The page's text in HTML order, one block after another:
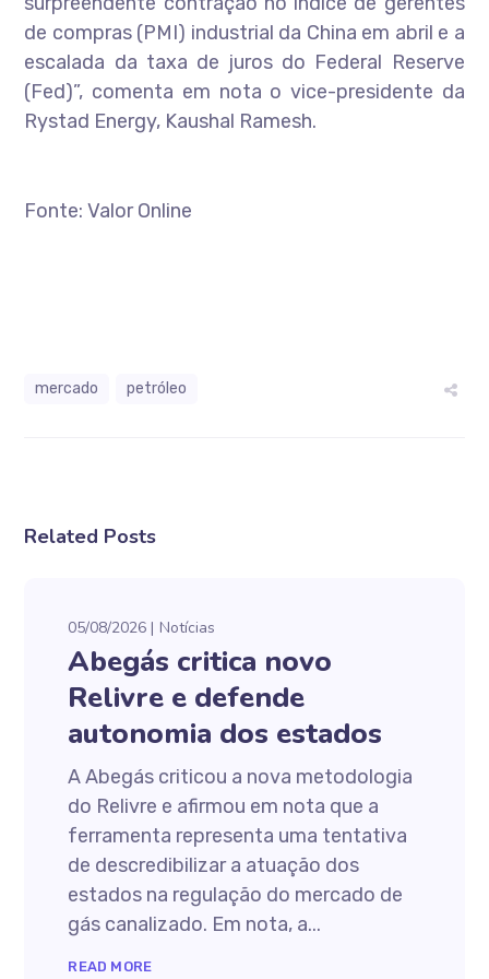
de compras (PMI) industrial da China em abril e a
escalada da taxa de juros do Federal Reserve
(Fed)”, comenta em nota o vice-presidente da
Rystad Energy, Kaushal Ramesh.
Fonte: Valor Online
mercado petróleo
Related Posts
05/08/2026 Notícias
Abegás critica novo
Relivre e defende
autonomia dos estados
A Abegás criticou a nova metodologia
do Relivre e afirmou em nota que a
ferramenta representa uma tentativa
de descredibilizar a atuação dos
estados na regulação do mercado de
gás canalizado. Em nota, a...
READ MORE